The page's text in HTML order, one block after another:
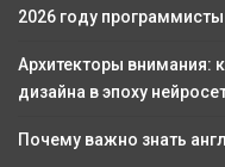
2026 году
Архитекторы внимания:
дизайна в эпоху
Почему важно знать